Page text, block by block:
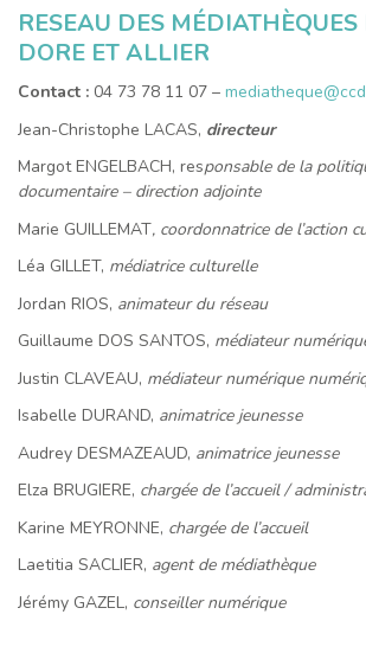
RESEAU DES MÉDIATHÈQUES
DORE ET ALLIER
Contact : 04 73 78 11 07 –
Jean-Christophe LACAS, directeur
Margot ENGELBACH, responsable de la
documentaire – direction adjointe
Marie GUILLEMAT, coordonnatrice de l’action
Léa GILLET, médiatrice culturelle
Jordan RIOS, animateur du réseau
Guillaume DOS SANTOS, médiateur
Justin CLAVEAU, médiateur numérique
Isabelle DURAND, animatrice jeunesse
Audrey DESMAZEAUD, animatrice jeunesse
Elza BRUGIERE, chargée de l’accueil /
Karine MEYRONNE, chargée de l’accueil
Laetitia SACLIER, agent de médiathèque
Jérémy GAZEL, conseiller numérique